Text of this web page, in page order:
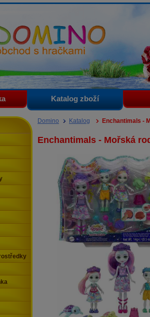
s hračkami
Katalog zboží
Domino Katalog Enchantimals -
Enchantimals - Mořská